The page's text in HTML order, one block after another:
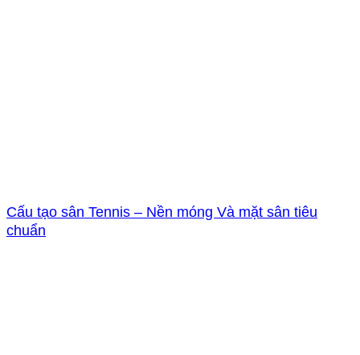
Cấu tạo sân Tennis – Nền móng Và mặt sân tiêu
chuẩn